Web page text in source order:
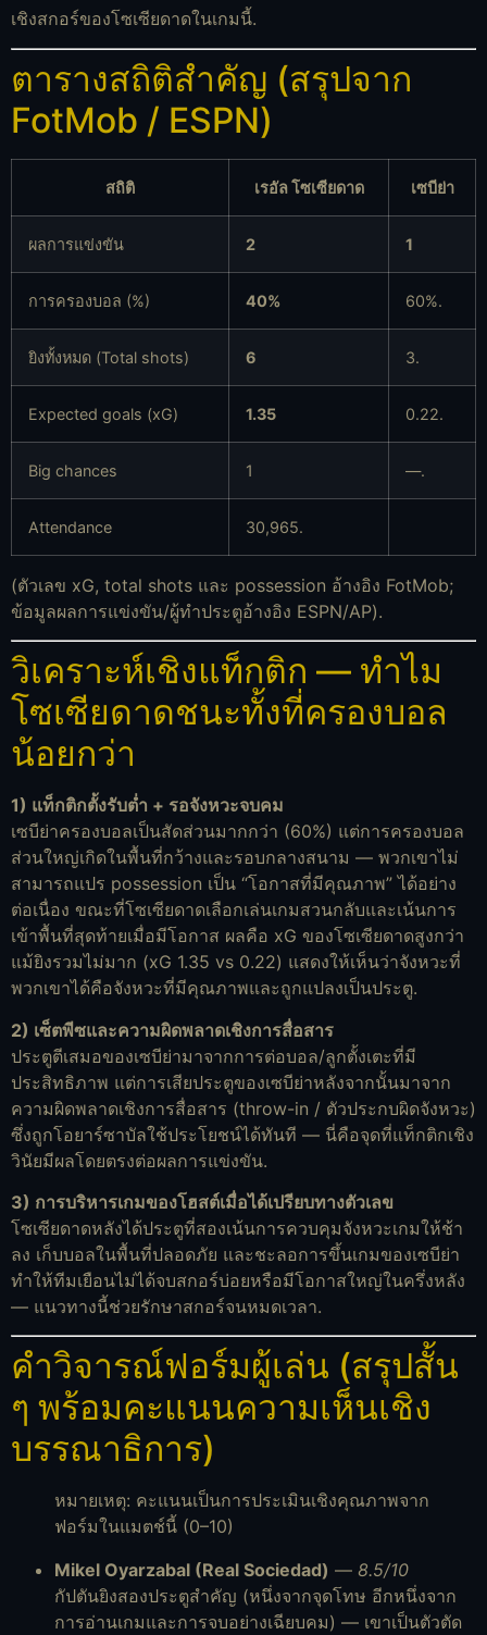
เชิงสกอร์ของโซเซียดาดในเกมนี้.
ตารางสถิติสำคัญ (สรุปจาก
FotMob / ESPN)
สถิติ เรอัล โซเซียดาด เซบีย่า
ผลการแข่งขัน 2 1
การครองบอล (%) 40% 60%.
ยิงทั้งหมด (Total shots) 6 3.
Expected goals (xG) 1.35 0.22.
Big chances 1 —.
Attendance 30,965.
(ตัวเลข xG, total shots และ possession อ้างอิง FotMob;
ข้อมูลผลการแข่งขัน/ผู้ทำประตูอ้างอิง ESPN/AP).
วิเคราะห์เชิงแท็กติก — ทำไม
โซเซียดาดชนะทั้งที่ครองบอล
น้อยกว่า
1) แท็กติกตั้งรับต่ำ + รอจังหวะจบคม
เซบีย่าครองบอลเป็นสัดส่วนมากกว่า (60%) แต่การครองบอล
ส่วนใหญ่เกิดในพื้นที่กว้างและรอบกลางสนาม — พวกเขาไม่
สามารถแปร possession เป็น “โอกาสที่มีคุณภาพ” ได้อย่าง
ต่อเนื่อง ขณะที่โซเซียดาดเลือกเล่นเกมสวนกลับและเน้นการ
เข้าพื้นที่สุดท้ายเมื่อมีโอกาส ผลคือ xG ของโซเซียดาดสูงกว่า
แม้ยิงรวมไม่มาก (xG 1.35 vs 0.22) แสดงให้เห็นว่าจังหวะที่
พวกเขาได้คือจังหวะที่มีคุณภาพและถูกแปลงเป็นประตู.
2) เซ็ตพีซและความผิดพลาดเชิงการสื่อสาร
ประตูตีเสมอของเซบีย่ามาจากการต่อบอล/ลูกตั้งเตะที่มี
ประสิทธิภาพ แต่การเสียประตูของเซบีย่าหลังจากนั้นมาจาก
ความผิดพลาดเชิงการสื่อสาร (throw-in / ตัวประกบผิดจังหวะ)
ซึ่งถูกโอยาร์ซาบัลใช้ประโยชน์ได้ทันที — นี่คือจุดที่แท็กติกเชิง
วินัยมีผลโดยตรงต่อผลการแข่งขัน.
3) การบริหารเกมของโฮสต์เมื่อได้เปรียบทางตัวเลข
โซเซียดาดหลังได้ประตูที่สองเน้นการควบคุมจังหวะเกมให้ช้า
ลง เก็บบอลในพื้นที่ปลอดภัย และชะลอการขึ้นเกมของเซบีย่า
ทำให้ทีมเยือนไม่ได้จบสกอร์บ่อยหรือมีโอกาสใหญ่ในครึ่งหลัง
— แนวทางนี้ช่วยรักษาสกอร์จนหมดเวลา.
คำวิจารณ์ฟอร์มผู้เล่น (สรุปสั้น
ๆ พร้อมคะแนนความเห็นเชิง
บรรณาธิการ)
หมายเหตุ: คะแนนเป็นการประเมินเชิงคุณภาพจาก
ฟอร์มในแมตช์นี้ (0–10)
Mikel Oyarzabal (Real Sociedad) — 8.5/10
กัปตันยิงสองประตูสำคัญ (หนึ่งจากจุดโทษ อีกหนึ่งจาก
การอ่านเกมและการจบอย่างเฉียบคม) — เขาเป็นตัวตัด